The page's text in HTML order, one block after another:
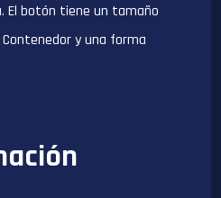
El botón tiene un tamaño
y una forma